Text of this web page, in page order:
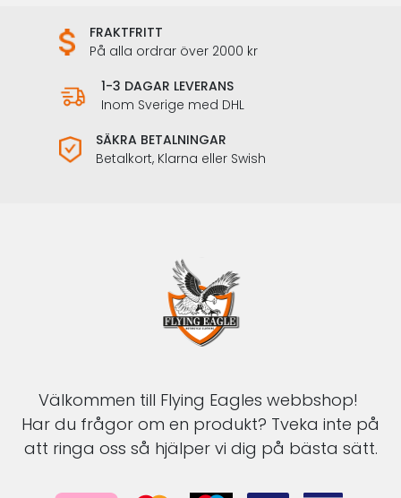
FRAKTFRITT
På alla ordrar över 2000 kr
1-3 DAGAR LEVERANS
Inom Sverige med DHL
SÄKRA BETALNINGAR
Betalkort, Klarna eller Swish
Välkommen till Flying Eagles webbshop!
Har du frågor om en produkt? Tveka inte på
att ringa oss så hjälper vi dig på bästa sätt.